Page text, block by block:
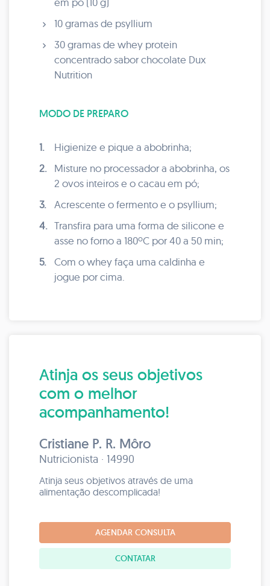
10 gramas de psyllium
30 gramas de whey protein
concentrado sabor chocolate Dux
Nutrition
MODO DE PREPARO
1.
Higienize e pique a abobrinha;
2.
Misture no processador a abobrinha, os
2 ovos inteiros e o cacau em pó;
3.
Acrescente o fermento e o psyllium;
4. Transfira para uma forma de silicone e
asse no forno a 180ºC por 40 a 50 min;
5.
Com o whey faça uma caldinha e
jogue por cima.
Atinja os seus objetivos
com o melhor
acompanhamento!
Cristiane P. R. Môro
Nutricionista · 14990
Atinja seus objetivos através de uma
alimentação descomplicada!
AGENDAR CONSULTA
CONTATAR